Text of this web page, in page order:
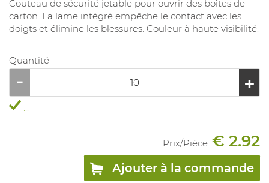
Couteau de sécurité jetable pour ouvrir des boîtes de
carton. La lame intégré empêche le contact avec les
doigts et élimine les blessures. Couleur à haute visibilité.
Quantité
...
Prix/Pièce: € 2.92
Ajouter à la commande